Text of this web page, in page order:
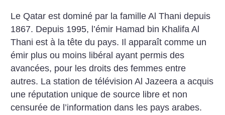
Le Qatar est dominé par la famille Al Thani depuis
1867. Depuis 1995, l’émir Hamad bin Khalifa Al
Thani est à la tête du pays. Il apparaît comme un
émir plus ou moins libéral ayant permis des
avancées, pour les droits des femmes entre
autres. La station de télévision Al Jazeera a acquis
une réputation unique de source libre et non
censurée de l’information dans les pays arabes.